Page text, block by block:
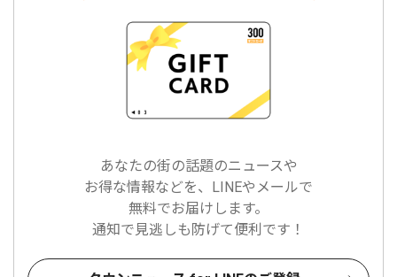
あなたの街の話題のニュースや
お得な情報などを、LINEやメールで
無料でお届けします。
通知で見逃しも防げて便利です！